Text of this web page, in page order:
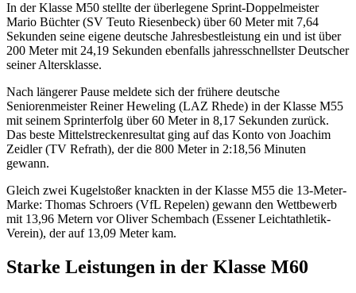
In der Klasse M50 stellte der überlegene Sprint-Doppelmeister
Mario Büchter (SV Teuto Riesenbeck) über 60 Meter mit 7,64
Sekunden seine eigene deutsche Jahresbestleistung ein und ist über
200 Meter mit 24,19 Sekunden ebenfalls jahresschnellster Deutscher
seiner Altersklasse.
Nach längerer Pause meldete sich der frühere deutsche
Seniorenmeister Reiner Heweling (LAZ Rhede) in der Klasse M55
mit seinem Sprinterfolg über 60 Meter in 8,17 Sekunden zurück.
Das beste Mittelstreckenresultat ging auf das Konto von Joachim
Zeidler (TV Refrath), der die 800 Meter in 2:18,56 Minuten
gewann.
Gleich zwei Kugelstoßer knackten in der Klasse M55 die 13-Meter-
Marke: Thomas Schroers (VfL Repelen) gewann den Wettbewerb
mit 13,96 Metern vor Oliver Schembach (Essener Leichtathletik-
Verein), der auf 13,09 Meter kam.
Starke Leistungen in der Klasse M60